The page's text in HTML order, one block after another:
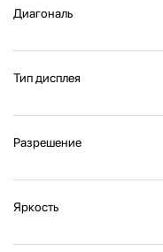
Диагональ
Тип дисплея
Разрешение
Яркость